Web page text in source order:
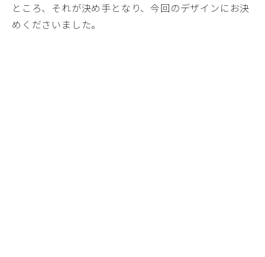
ところ、それが決め手となり、今回のデザインにお決
めくださいました。